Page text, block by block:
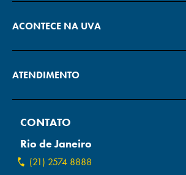
ACONTECE NA UVA
ATENDIMENTO
CONTATO
Rio de Janeiro
(21) 2574 8888